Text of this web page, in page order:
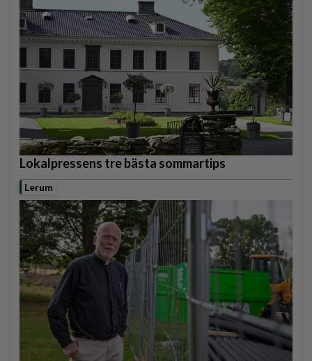
Lokalpressens tre bästa sommartips
Lerum